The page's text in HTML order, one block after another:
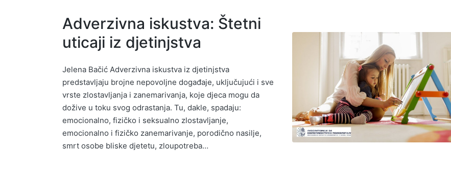
Adverzivna iskustva: Štetni
uticaji iz djetinjstva
Jelena Bačić Adverzivna iskustva iz djetinjstva
predstavljaju brojne nepovoljne događaje, uključujući i sve
vrste zlostavljanja i zanemarivanja, koje djeca mogu da
dožive u toku svog odrastanja. Tu, dakle, spadaju:
emocionalno, fizičko i seksualno zlostavljanje,
emocionalno i fizičko zanemarivanje, porodično nasilje,
smrt osobe bliske djetetu, zloupotreba…